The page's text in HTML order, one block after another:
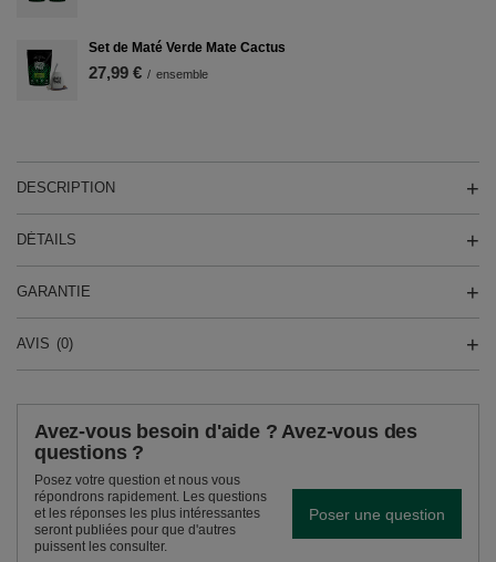
Set de Maté Verde Mate Cactus
27,99 € / ensemble
DESCRIPTION
DÉTAILS
GARANTIE
AVIS (0)
Avez-vous besoin d'aide ? Avez-vous des
questions ?
Posez votre question et nous vous
répondrons rapidement. Les questions
et les réponses les plus intéressantes
seront publiées pour que d'autres
puissent les consulter.
Poser une question